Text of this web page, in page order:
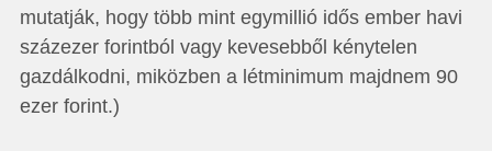
mutatják, hogy több mint egymillió idős ember havi
százezer forintból vagy kevesebből kénytelen
gazdálkodni, miközben a létminimum majdnem 90
ezer forint.)